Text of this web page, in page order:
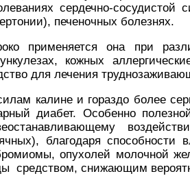
сердечно-
печеночных болезнях.
применяется она при
кожных
для лечения
калине и гораздо более
диабет. Особенно
благодаря способности
опухолей молочной
средством, снижающим